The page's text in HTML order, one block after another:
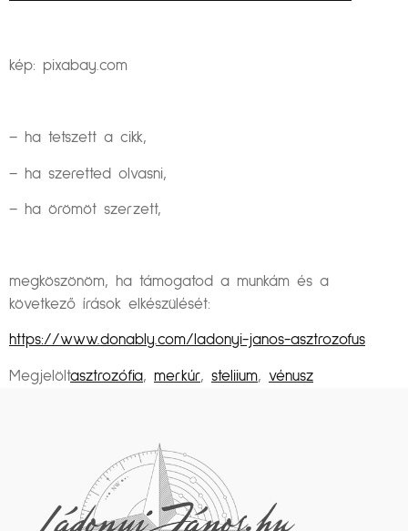
kép: pixabay.com
– ha tetszett a cikk,
– ha szeretted olvasni,
– ha örömöt szerzett,
megköszönöm, ha támogatod a munkám és a
következő írások elkészülését:
https://www.donably.com/ladonyi-janos-asztrozofus
Megjelöltasztrozófia, merkúr, steliium, vénusz